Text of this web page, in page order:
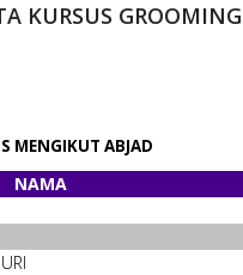
KURSUS
MENGIKUT ABJAD
NAMA